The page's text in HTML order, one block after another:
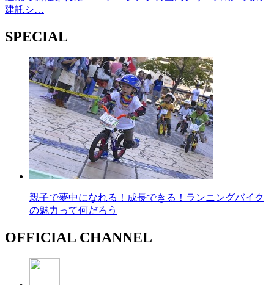
建託シ…
SPECIAL
親子で夢中になれる！成長できる！ランニングバイク
の魅力って何だろう
OFFICIAL CHANNEL